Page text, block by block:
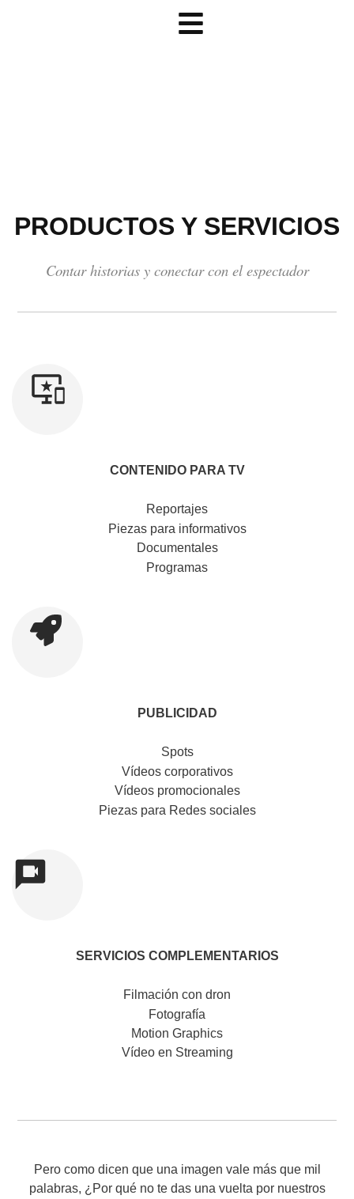
PRODUCTOS Y SERVICIOS
Contar historias y conectar con el espectador
CONTENIDO PARA TV
Reportajes
Piezas para informativos
Documentales
Programas
PUBLICIDAD
Spots
Vídeos corporativos
Vídeos promocionales
Piezas para Redes sociales
SERVICIOS COMPLEMENTARIOS
Filmación con dron
Fotografía
Motion Graphics
Vídeo en Streaming
Pero como dicen que una imagen vale más que mil
palabras, ¿Por qué no te das una vuelta por nuestros